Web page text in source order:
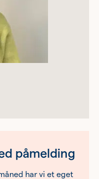
påmelding
har vi et eget